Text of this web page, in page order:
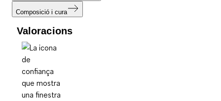
Composició i cura
Valoracions